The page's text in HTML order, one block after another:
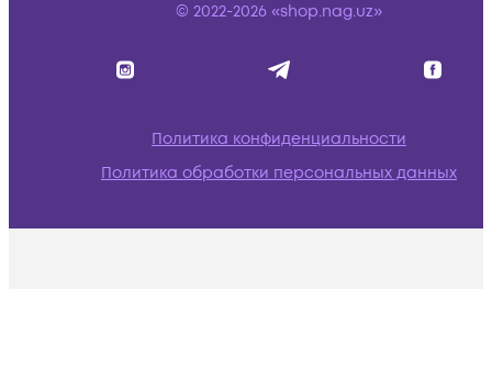
© 2022-2026 «shop.nag.uz»
Политика конфиденциальности
Политика обработки персональных данных